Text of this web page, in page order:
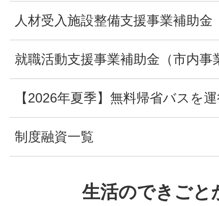
人材受入施設整備支援事業補助金
就職活動支援事業補助金（市内事
【2026年夏季】無料帰省バスを
制度融資一覧
生活のできごと